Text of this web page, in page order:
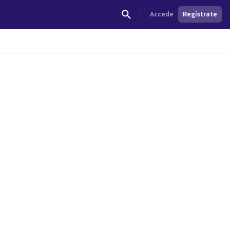
Accede Regístrate